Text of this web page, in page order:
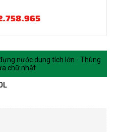
nước dung tích lớn - Thùng
chữ nhật